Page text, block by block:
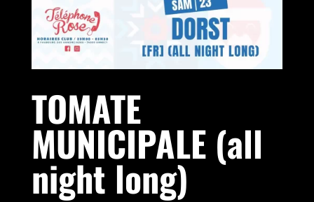
TOMATE
MUNICIPALE (all
night long)